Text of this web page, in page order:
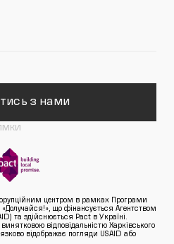
з нами
центром в рамках Програми
що фінансується Агентством
та здійснюється Pact в Україні.
відповідальністю Харківського
відображає погляди USAID або